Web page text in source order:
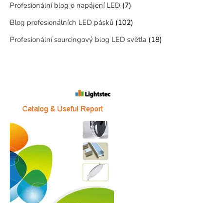
Profesionální blog o napájení LED (7)
Blog profesionálních LED pásků (102)
Profesionální sourcingový blog LED světla (18)